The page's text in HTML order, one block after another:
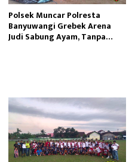
Polsek Muncar Polresta
Banyuwangi Grebek Arena
Judi Sabung Ayam, Tanpa